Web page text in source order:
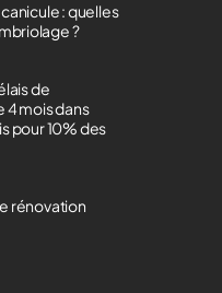
: quelles
?
de
mois dans
pour 10% des
rénovation